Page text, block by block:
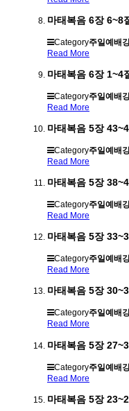
마태복음 6장 6~8
Category주일예배
Read More
마태복음 6장 1~4
Category주일예배
Read More
마태복음 5장
Category주일예배
Read More
마태복음 5장
Category주일예배
Read More
마태복음 5장
Category주일예배
Read More
마태복음 5장
Category주일예배
Read More
마태복음 5장
Category주일예배
Read More
마태복음 5장